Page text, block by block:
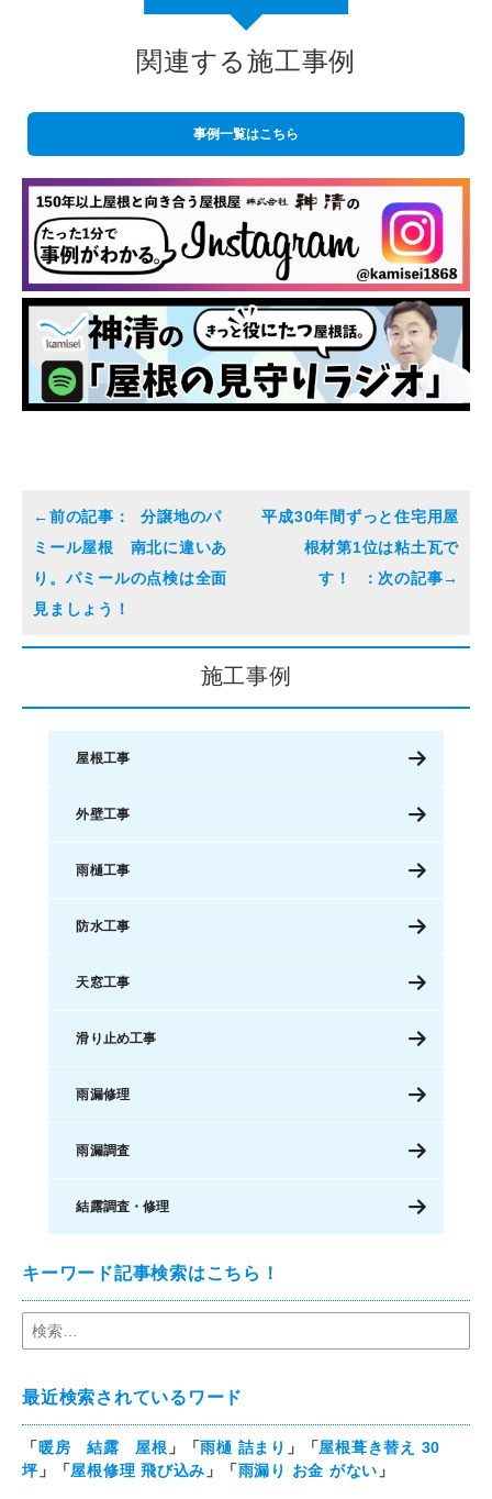
関連する施工事例
事例一覧はこちら
分譲地のパ
ミール屋根 南北に違いあ
り。パミールの点検は全面
見ましょう！
平成30年間ずっと住宅用屋
根材第1位は粘土瓦で
す！
施工事例
屋根工事
外壁工事
雨樋工事
防水工事
天窓工事
滑り止め工事
雨漏修理
雨漏調査
結露調査・修理
キーワード記事検索はこちら！
最近検索されているワード
「暖房 結露 屋根 」「雨樋 詰まり 」「屋根葺き替え 30
坪」「屋根修理 飛び込み 」「雨漏り お金 がない 」